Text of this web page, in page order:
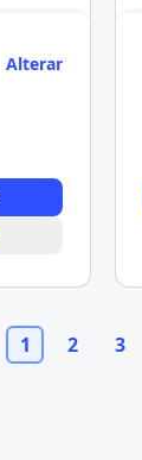
Alterar
1 2 3